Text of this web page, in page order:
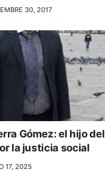
30, 2017
Gómez: el hijo del
la justicia social
17, 2025